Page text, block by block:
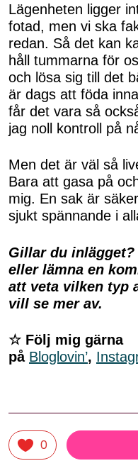
Lägenheten ligger
fotad, men vi ska
redan. Så det kan
håll tummarna för
och lösa sig till det
är dags att föda
får det vara så
jag noll kontroll på
Men det är väl så
Bara att gasa på
mig. En sak är
sjukt spännande i
Gillar du
eller lämna en
att veta vilken typ
vill se mer av.
☆ Följ mig gärna
på Bloglovin’,
0